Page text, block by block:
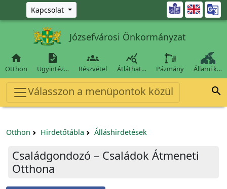
Ugrás a fő tartalomra
Kapcsolat 
Józsefvárosi Önkormányzat

Otthon

Ügyintéz…

Részvétel

Átláthat… Pázmány Állami k…
Válasszon a menüpontok közül 
Otthon Hirdetőtábla Álláshirdetések
Családgondozó – Családok Átmeneti
Otthona